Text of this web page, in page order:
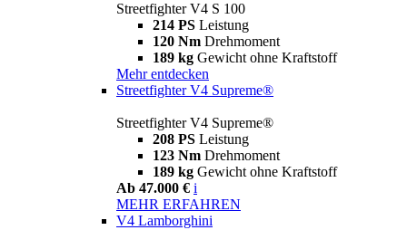
Streetfighter V4 S 100
214 PS Leistung
120 Nm Drehmoment
189 kg Gewicht ohne Kraftstoff
Mehr entdecken
Streetfighter V4 Supreme®
Streetfighter V4 Supreme®
208 PS Leistung
123 Nm Drehmoment
189 kg Gewicht ohne Kraftstoff
Ab 47.000 € i
MEHR ERFAHREN
V4 Lamborghini